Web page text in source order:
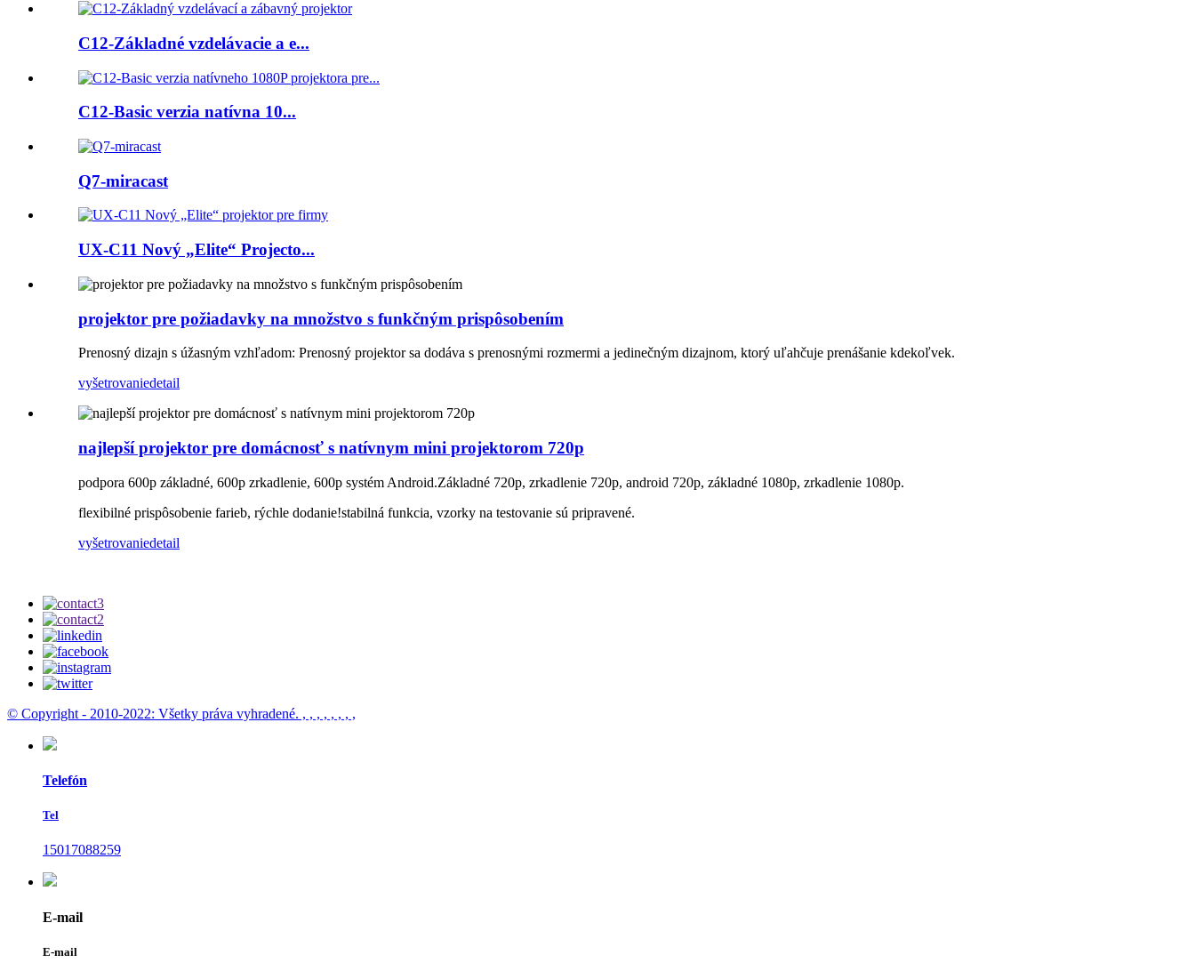
C12-Základné vzdelávacie a e...
C12-Basic verzia natívna 10...
Q7-miracast
UX-C11 Nový „Elite“ Projecto...
projektor pre požiadavky na množstvo s funkčným prispôsobením
Prenosný dizajn s úžasným vzhľadom: Prenosný projektor sa dodáva s prenosnými rozmermi a jedinečným dizajnom, ktorý uľahčuje prenášanie kdekoľvek.
vyšetrovaniedetail
najlepší projektor pre domácnosť s natívnym mini projektorom 720p
podpora 600p základné, 600p zrkadlenie, 600p systém Android.Základné 720p, zrkadlenie 720p, android 720p, základné 1080p, zrkadlenie 1080p.
flexibilné prispôsobenie farieb, rýchle dodanie!stabilná funkcia, vzorky na testovanie sú pripravené.
vyšetrovaniedetail
© Copyright - 2010-2022: Všetky práva vyhradené. , , , , , , , ,
Telefón
Tel
15017088259
E-mail
E-mail